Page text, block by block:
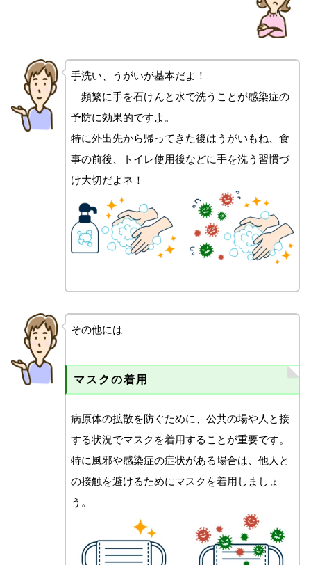
手洗い、うがいが基本だよ！
頻繁に手を石けんと水で洗うことが感染症の
予防に効果的ですよ。
特に外出先から帰ってきた後はうがいもね、食
事の前後、トイレ使用後などに手を洗う習慣づ
け大切だよネ！
その他には
マスクの着用
病原体の拡散を防ぐために、公共の場や人と接
する状況でマスクを着用することが重要です。
特に風邪や感染症の症状がある場合は、他人と
の接触を避けるためにマスクを着用しましょ
う。